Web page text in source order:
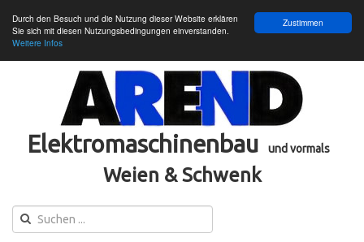
Zustimmen
Durch den Besuch und die Nutzung dieser Website erklären
Sie sich mit diesen Nutzungsbedingungen einverstanden.
Weitere Infos
Elektromaschinenbau und vormals
Weien & Schwenk